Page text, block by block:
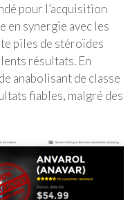
pour l’acquisition
en synergie avec les
piles de stéroïdes
résultats. En
anabolisant de classe
fiables, malgré des